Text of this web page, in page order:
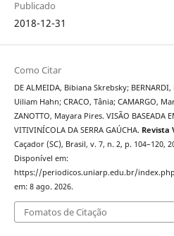
Publicado
2018-12-31
Como Citar
DE ALMEIDA, Bibiana Skrebsky;
Uiliam Hahn; CRACO, Tânia; CAMARGO,
ZANOTTO, Mayara Pires. VISÃO BASEADA
VITIVINÍCOLA DA SERRA GAÚCHA. Revista
Caçador (SC), Brasil, v. 7, n. 2, p. 104–120,
Disponível em:
https://periodicos.uniarp.edu.br/
em: 8 ago. 2026.
Fomatos de Citação